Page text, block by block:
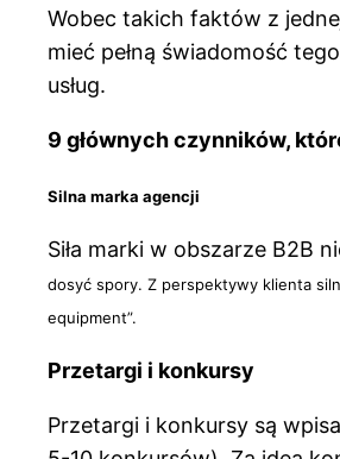
Wobec takich faktów z
mieć pełną świadomość
usług.
9 głównych czynników,
Silna marka agencji
Siła marki w obszarze B2B
dosyć spory. Z perspektywy klienta
equipment”.
Przetargi i konkursy
Przetargi i konkursy są